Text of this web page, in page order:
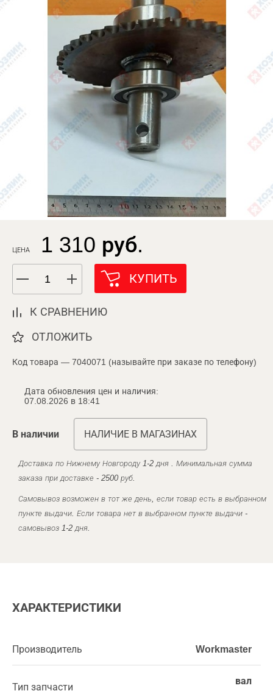
ЦЕНА 1 310 руб.
КУПИТЬ
К СРАВНЕНИЮ
ОТЛОЖИТЬ
Код товара — 7040071 (называйте при заказе по телефону)
Дата обновления цен и наличия:
07.08.2026 в 18:41
В наличии НАЛИЧИЕ В МАГАЗИНАХ
Доставка по Нижнему Новгороду 1-2 дня . Минимальная сумма
заказа при доставке - 2500 руб.
Самовывоз возможен в тот же день, если товар есть в выбранном
пункте выдачи. Если товара нет в выбранном пункте выдачи -
самовывоз 1-2 дня.
ХАРАКТЕРИСТИКИ
Производитель Workmaster
Тип запчасти
вал